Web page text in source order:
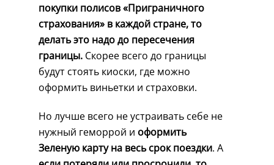
покупки полисов «Приграничного
страхования» в каждой стране, то
делать это надо до пересечения
границы. Скорее всего до границы
будут стоять киоски, где можно
оформить виньетки и страховки.
Но лучше всего не устраивать себе не
нужный геморрой и оформить
Зеленую карту на весь срок поездки. А